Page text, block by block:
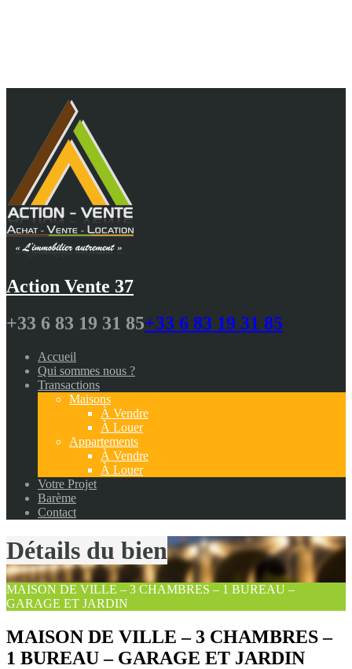
Action Vente 37
+33 6 83 19 31 85+33 6 83 19 31 85
Accueil
Qui sommes nous ?
Transactions
Maisons
À Vendre
À Louer
Appartements
À Vendre
À Louer
Votre Projet
Barème
Contact
Détails du bien
MAISON DE VILLE – 3 CHAMBRES – 1 BUREAU –
GARAGE ET JARDIN
MAISON DE VILLE – 3 CHAMBRES –
1 BUREAU – GARAGE ET JARDIN